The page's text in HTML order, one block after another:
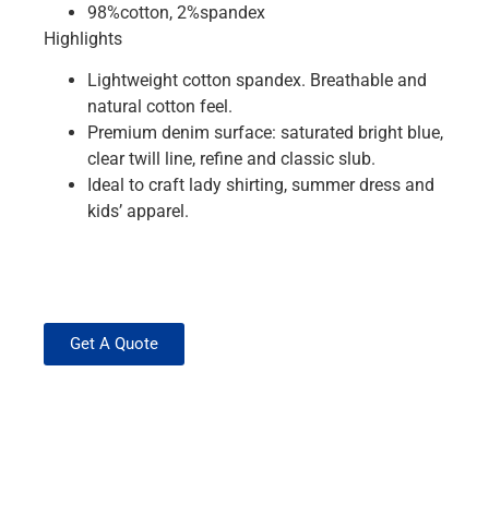
98%cotton, 2%spandex
Highlights
Lightweight cotton spandex. Breathable and
natural cotton feel.
Premium denim surface: saturated bright blue,
clear twill line, refine and classic slub.
Ideal to craft lady shirting, summer dress and
kids’ apparel.
Get A Quote